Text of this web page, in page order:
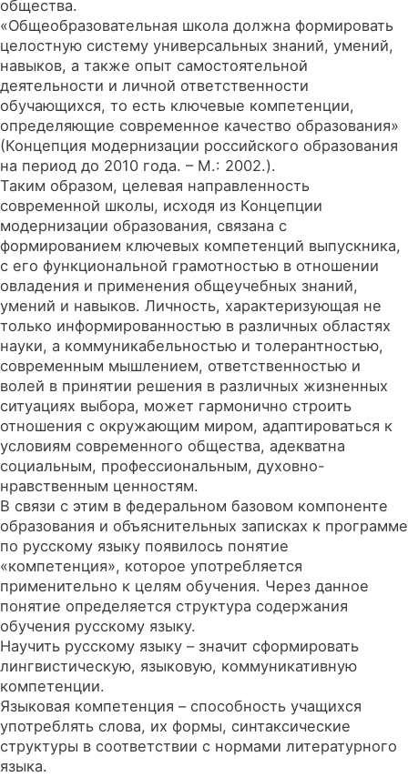
общества.
«Общеобразовательная школа должна формировать
целостную систему универсальных знаний, умений,
навыков, а также опыт самостоятельной
деятельности и личной ответственности
обучающихся, то есть ключевые компетенции,
определяющие современное качество образования»
(Концепция модернизации российского образования
на период до 2010 года. – М.: 2002.).
Таким образом, целевая направленность
современной школы, исходя из Концепции
модернизации образования, связана с
формированием ключевых компетенций выпускника,
с его функциональной грамотностью в отношении
овладения и применения общеучебных знаний,
умений и навыков. Личность, характеризующая не
только информированностью в различных областях
науки, а коммуникабельностью и толерантностью,
современным мышлением, ответственностью и
волей в принятии решения в различных жизненных
ситуациях выбора, может гармонично строить
отношения с окружающим миром, адаптироваться к
условиям современного общества, адекватна
социальным, профессиональным, духовно-
нравственным ценностям.
В связи с этим в федеральном базовом компоненте
образования и объяснительных записках к программе
по русскому языку появилось понятие
«компетенция», которое употребляется
применительно к целям обучения. Через данное
понятие определяется структура содержания
обучения русскому языку.
Научить русскому языку – значит сформировать
лингвистическую, языковую, коммуникативную
компетенции.
Языковая компетенция – способность учащихся
употреблять слова, их формы, синтаксические
структуры в соответствии с нормами литературного
языка.